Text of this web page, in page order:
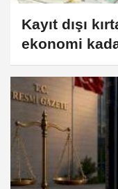
Kayıt dışı
ekonomi
da tehdit